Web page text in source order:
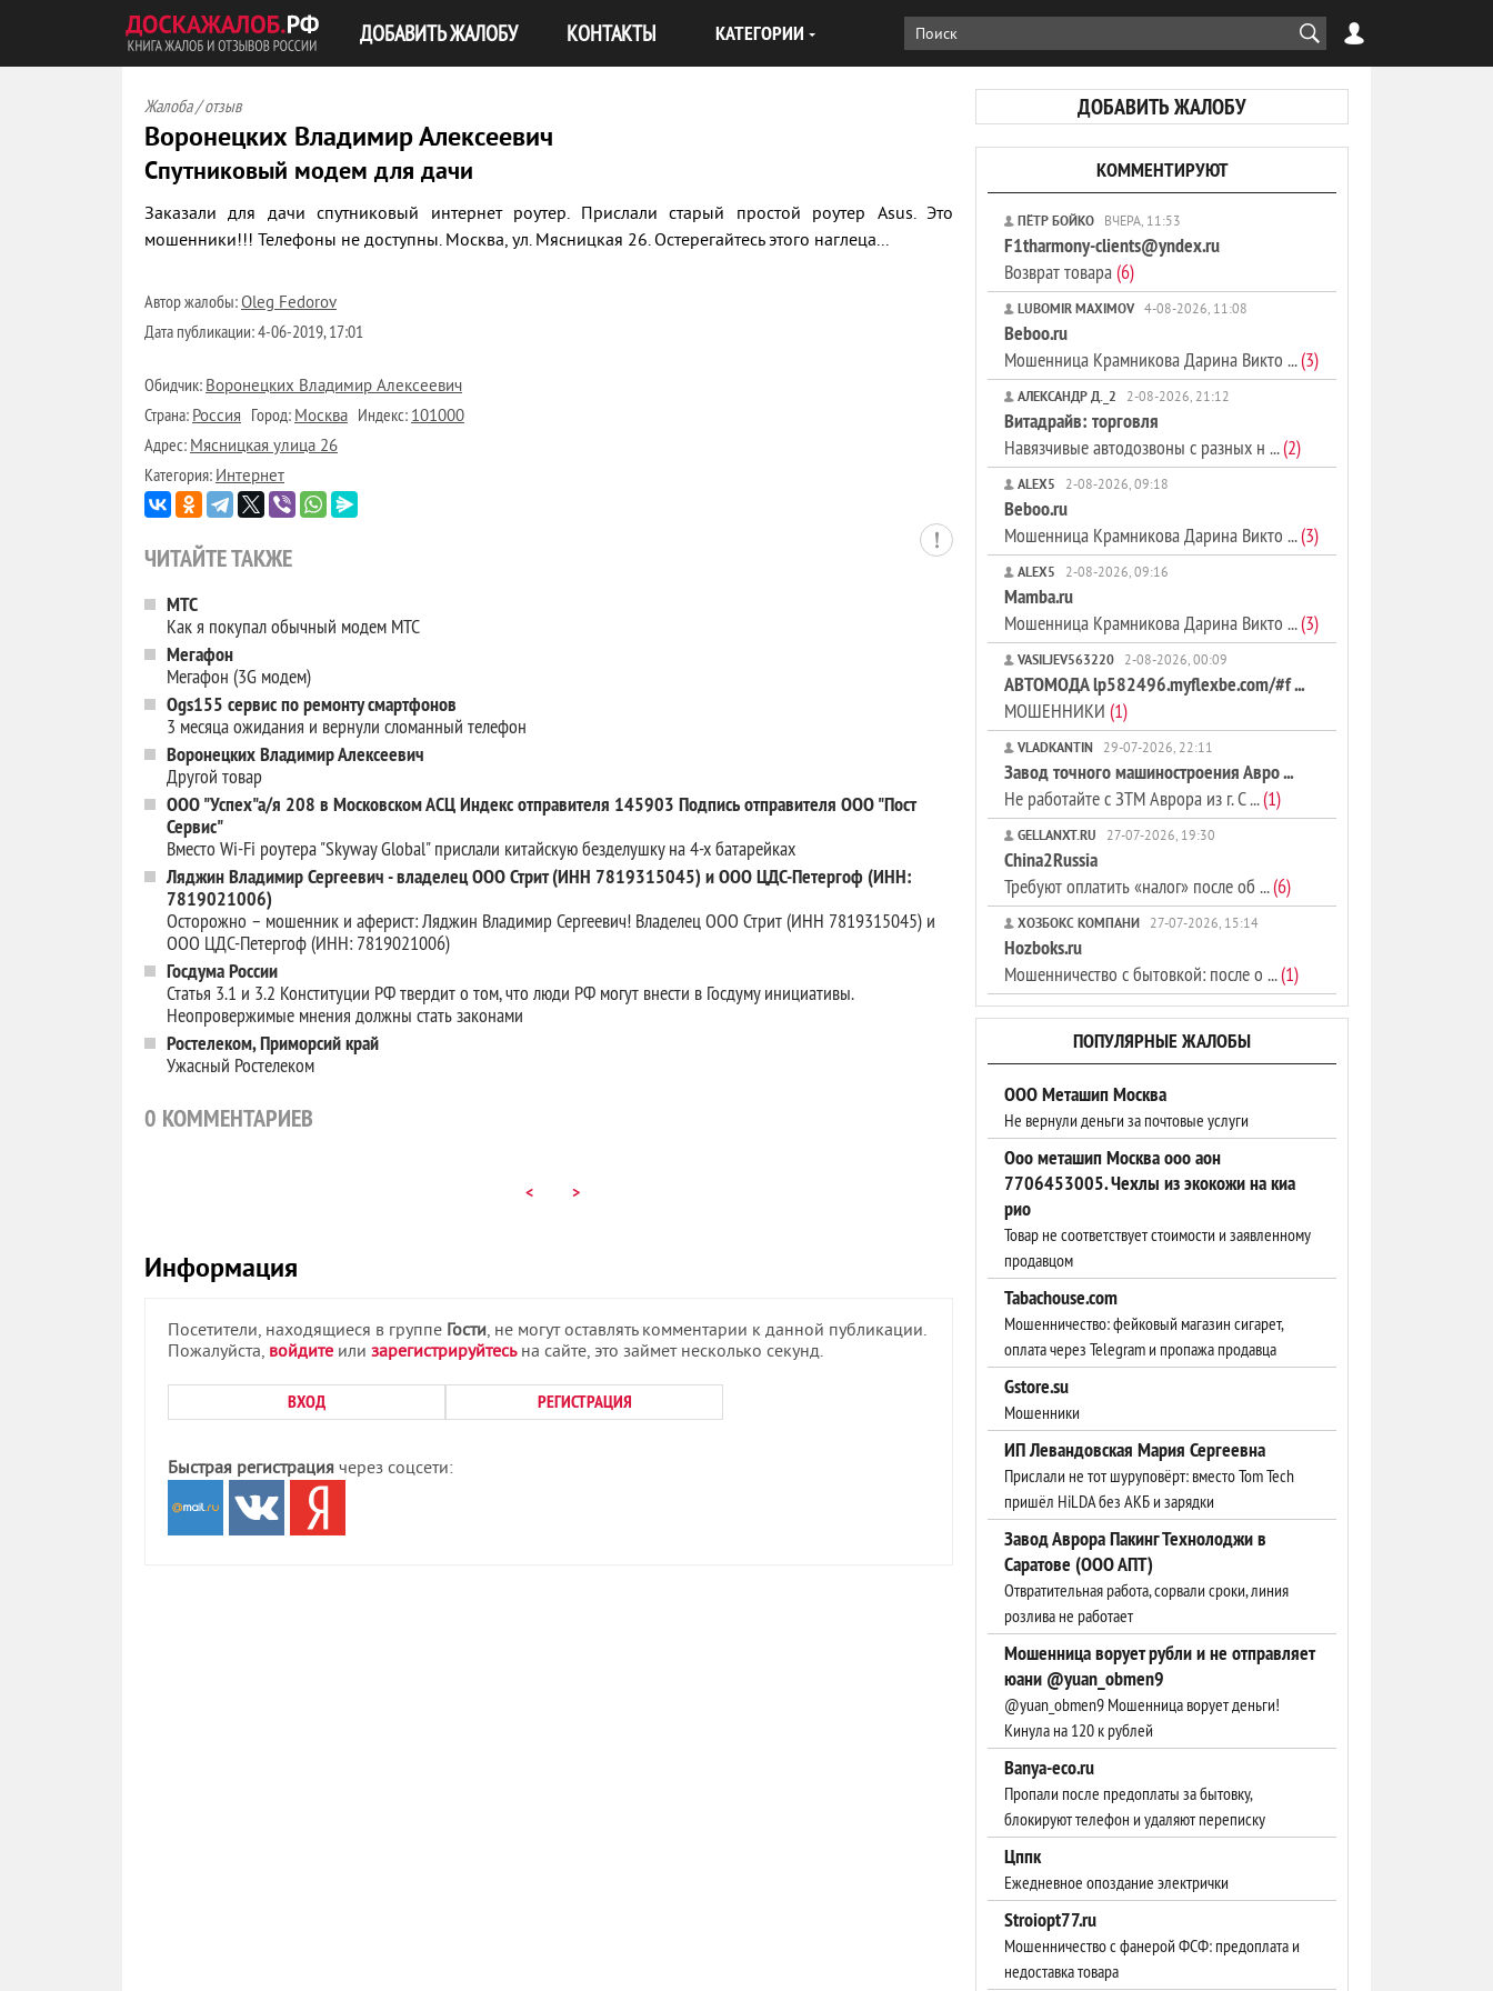
ДОБАВИТЬ ЖАЛОБУ КОНТАКТЫ КАТЕГОРИИ
ДОБАВИТЬ ЖАЛОБУ
Жалоба / отзыв
Воронецких Владимир Алексеевич
Спутниковый модем для дачи
Заказали для дачи спутниковый интернет роутер. Прислали старый простой роутер Asus. Это
мошенники!!! Телефоны не доступны. Москва, ул. Мясницкая 26. Остерегайтесь этого наглеца...
Автор жалобы:Oleg Fedorov
Дата публикации:4-06-2019, 17:01
Обидчик:Воронецких Владимир Алексеевич
Страна:Россия Город:Москва Индекс:101000
Адрес:Мясницкая улица 26
Категория:Интернет
ЧИТАЙТЕ ТАКЖЕ
МТС
Как я покупал обычный модем МТС
Мегафон
Мегафон (3G модем)
Ogs155 сервис по ремонту смартфонов
3 месяца ожидания и вернули сломанный телефон
Воронецких Владимир Алексеевич
Другой товар
ООО "Успех"а/я 208 в Московском АСЦ Индекс отправителя 145903 Подпись отправителя ООО "Пост
Сервис"
Вместо Wi-Fi роутера "Skyway Global" прислали китайскую безделушку на 4-х батарейках
Ляджин Владимир Сергеевич - владелец ООО Стрит (ИНН 7819315045) и ООО ЦДС-Петергоф (ИНН:
7819021006)
Осторожно – мошенник и аферист: Ляджин Владимир Сергеевич! Владелец ООО Стрит (ИНН 7819315045) и
ООО ЦДС-Петергоф (ИНН: 7819021006)
Госдума России
Статья 3.1 и 3.2 Конституции РФ твердит о том, что люди РФ могут внести в Госдуму инициативы.
Неопровержимые мнения должны стать законами
Ростелеком, Приморсий край
Ужасный Ростелеком
0 КОММЕНТАРИЕВ
< >
Информация
Посетители, находящиеся в группе Гости, не могут оставлять комментарии к данной публикации.
Пожалуйста, войдите или зарегистрируйтесьна сайте, это займет несколько секунд.
ВХОД РЕГИСТРАЦИЯ
Быстрая регистрация через соцсети:
КОММЕНТИРУЮТ
ПЁТР БОЙКО ВЧЕРА, 11:53
F1tharmony-clients@yndex.ru
Возврат товара(6)
LUBOMIR MAXIMOV 4-08-2026, 11:08
Beboo.ru
Мошенница Крамникова Дарина Викто ...(3)
АЛЕКСАНДР Д._2 2-08-2026, 21:12
Витадрайв: торговля
Навязчивые автодозвоны с разных н ...(2)
ALEX5 2-08-2026, 09:18
Beboo.ru
Мошенница Крамникова Дарина Викто ...(3)
ALEX5 2-08-2026, 09:16
Mamba.ru
Мошенница Крамникова Дарина Викто ...(3)
VASILJEV563220 2-08-2026, 00:09
АВТОМОДА lp582496.myflexbe.com/#f ...
МОШЕННИКИ (1)
VLADKANTIN 29-07-2026, 22:11
Завод точного машиностроения Авро ...
Не работайте с ЗТМ Аврора из г. С ...(1)
GELLANXT.RU 27-07-2026, 19:30
China2Russia
Требуют оплатить «налог» после об ...(6)
ХОЗБОКС КОМПАНИ 27-07-2026, 15:14
Hozboks.ru
Мошенничество с бытовкой: после о ...(1)
ПОПУЛЯРНЫЕ ЖАЛОБЫ
ООО Меташип Москва
Не вернули деньги за почтовые услуги
Ооо меташип Москва ооо аон
7706453005. Чехлы из экокожи на киа
рио
Товар не соответствует стоимости и заявленному
продавцом
Tabachouse.com
Мошенничество: фейковый магазин сигарет,
оплата через Telegram и пропажа продавца
Gstore.su
Мошенники
ИП Левандовская Мария Сергеевна
Прислали не тот шуруповёрт: вместо Tom Tech
пришёл HiLDA без АКБ и зарядки
Завод Аврора Пакинг Технолоджи в
Саратове (ООО АПТ)
Отвратительная работа, сорвали сроки, линия
розлива не работает
Мошенница ворует рубли и не отправляет
юани @yuan_obmen9
@yuan_obmen9 Мошенница ворует деньги!
Кинула на 120 к рублей
Banya-eco.ru
Пропали после предоплаты за бытовку,
блокируют телефон и удаляют переписку
Цппк
Ежедневное опоздание электрички
Stroiopt77.ru
Мошенничество с фанерой ФСФ: предоплата и
недоставка товара